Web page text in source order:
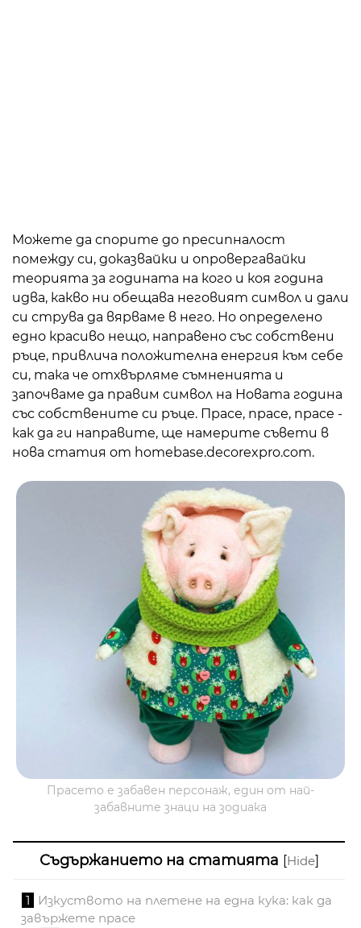
Можете да спорите до пресипналост
помежду си, доказвайки и опровергавайки
теорията за годината на кого и коя година
идва, какво ни обещава неговият символ и дали
си струва да вярваме в него. Но определено
едно красиво нещо, направено със собствени
ръце, привлича положителна енергия към себе
си, така че отхвърляме съмненията и
започваме да правим символ на Новата година
със собствените си ръце. Прасе, прасе, прасе -
как да ги направите, ще намерите съвети в
нова статия от homebase.decorexpro.com.
Прасето е забавен персонаж, един от най-
забавните знаци на зодиака
Съдържанието на статията [Hide]
1
Изкуството на плетене на една кука: как да
завържете прасе